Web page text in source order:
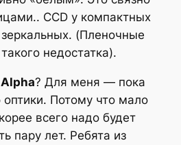
CCD у компактных
(Пленочные
недостатка).
Alpha? Для меня — пока
Потому что мало
всего надо будет
пару лет. Ребята из